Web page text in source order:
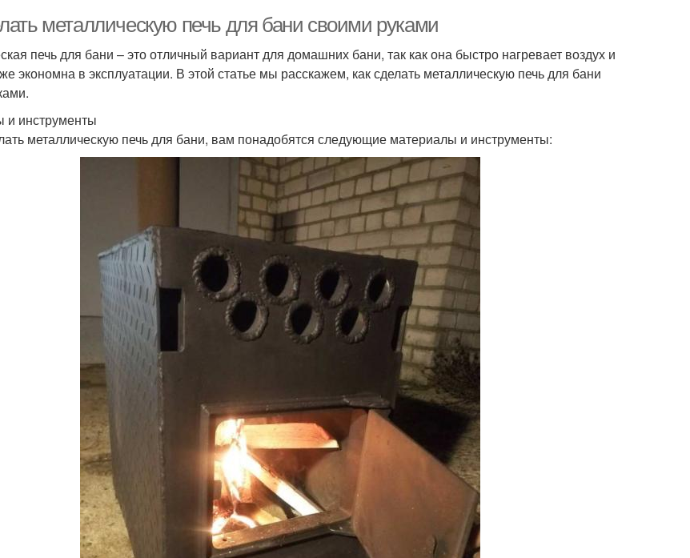
металлическую печь для бани своими руками
печь для бани – это отличный вариант для домашних бани, так как она быстро нагревает воздух и
экономна в эксплуатации. В этой статье мы расскажем, как сделать металлическую печь для бани
и инструменты
металлическую печь для бани, вам понадобятся следующие материалы и инструменты: